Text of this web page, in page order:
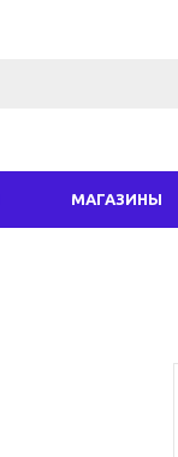
МАГАЗИНЫ